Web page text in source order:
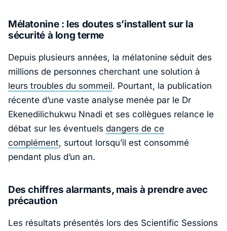
Mélatonine : les doutes s’installent sur la
sécurité à long terme
Depuis plusieurs années, la mélatonine séduit des
millions de personnes cherchant une solution à
leurs troubles du sommeil. Pourtant, la publication
récente d’une vaste analyse menée par le Dr
Ekenedilichukwu Nnadi et ses collègues relance le
débat sur les éventuels dangers de ce
complément, surtout lorsqu’il est consommé
pendant plus d’un an.
Des chiffres alarmants, mais à prendre avec
précaution
Les résultats présentés lors des Scientific Sessions